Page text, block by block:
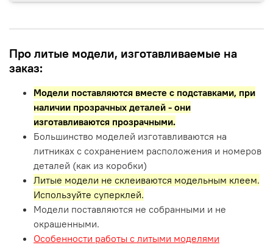
Про литые модели, изготавливаемые на
заказ:
Модели поставляются вместе с подставками, при
наличии прозрачных деталей - они
изготавливаются прозрачными.
Большинство моделей изготавливаются на
литниках с сохранением расположения и номеров
деталей (как из коробки)
Литые модели не склеиваются модельным клеем.
Используйте суперклей.
Модели поставляются не собранными и не
окрашенными.
Особенности работы с литыми моделями